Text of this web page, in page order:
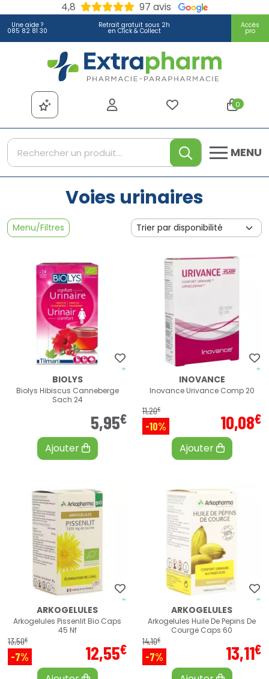
4,8 97 avis
Une aide ?
085 82 81 30
Retrait gratuit sous 2h
en Click & Collect
Accès
pro
Extrapharm Votre
0
MENU
Voies urinaires
Menu/Filtres
BIOLYS
Biolys Hibiscus Canneberge
Sach 24
5,95€
Ajouter
INOVANCE
Inovance Urivance Comp 20
11,20€
-10% 10,08€
Ajouter
ARKOGELULES
Arkogelules Pissenlit Bio Caps
45 Nf
13,50€
-7% 12,55€
ARKOGELULES
Arkogelules Huile De Pepins De
Courge Caps 60
14,10€
-7% 13,11€